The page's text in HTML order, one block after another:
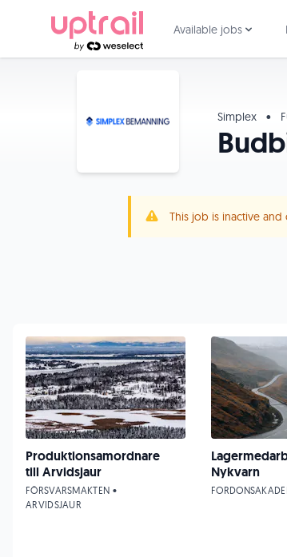
Available jobs
Simplex •
This job is inactive
Produktionsamordnare
till Arvidsjaur
FÖRSVARSMAKTEN •
ARVIDSJAUR
Nykvarn